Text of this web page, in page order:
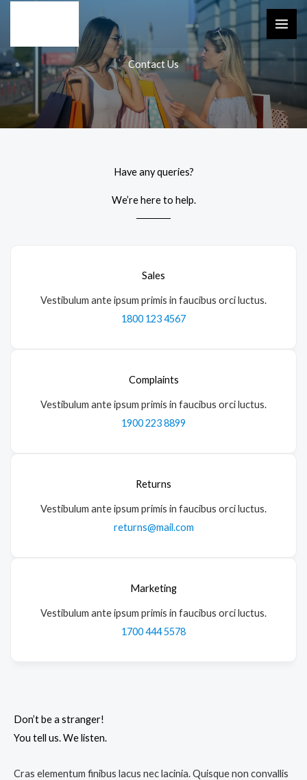
content
Contact Us
Have any queries?
We’re here to help.​
Sales
Vestibulum ante ipsum primis in faucibus orci luctus.
1800 123 4567
Complaints
Vestibulum ante ipsum primis in faucibus orci luctus.
1900 223 8899
Returns
Vestibulum ante ipsum primis in faucibus orci luctus.
returns@mail.com
Marketing
Vestibulum ante ipsum primis in faucibus orci luctus.
1700 444 5578
Don’t be a stranger!
You tell us. We listen.
Cras elementum finibus lacus nec lacinia. Quisque non convallis